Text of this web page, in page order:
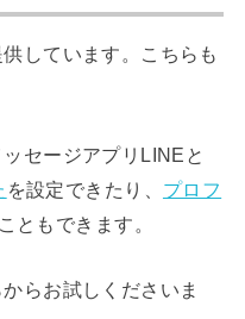
しています。こちらも
セージアプリLINEと
を設定できたり、 プロフ
ともできます。
らお試しくださいま